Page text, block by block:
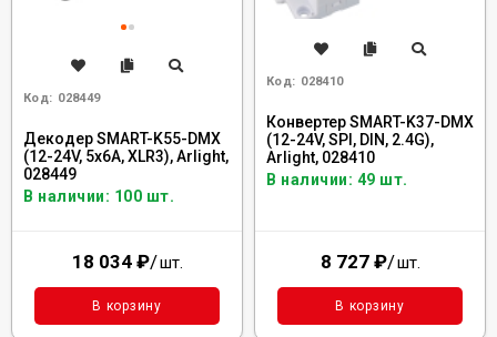
Код: 028449
Декодер SMART-K55-DMX
(12-24V, 5x6A, XLR3), Arlight,
028449
В наличии: 100 шт.
18 034 ₽/шт.
В корзину
Код: 028410
Конвертер SMART-K37-DMX
(12-24V, SPI, DIN, 2.4G),
Arlight, 028410
В наличии: 49 шт.
8 727 ₽/шт.
В корзину